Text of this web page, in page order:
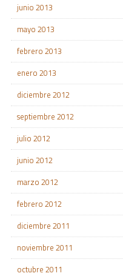
junio 2013
mayo 2013
febrero 2013
enero 2013
diciembre 2012
septiembre 2012
julio 2012
junio 2012
marzo 2012
febrero 2012
diciembre 2011
noviembre 2011
octubre 2011